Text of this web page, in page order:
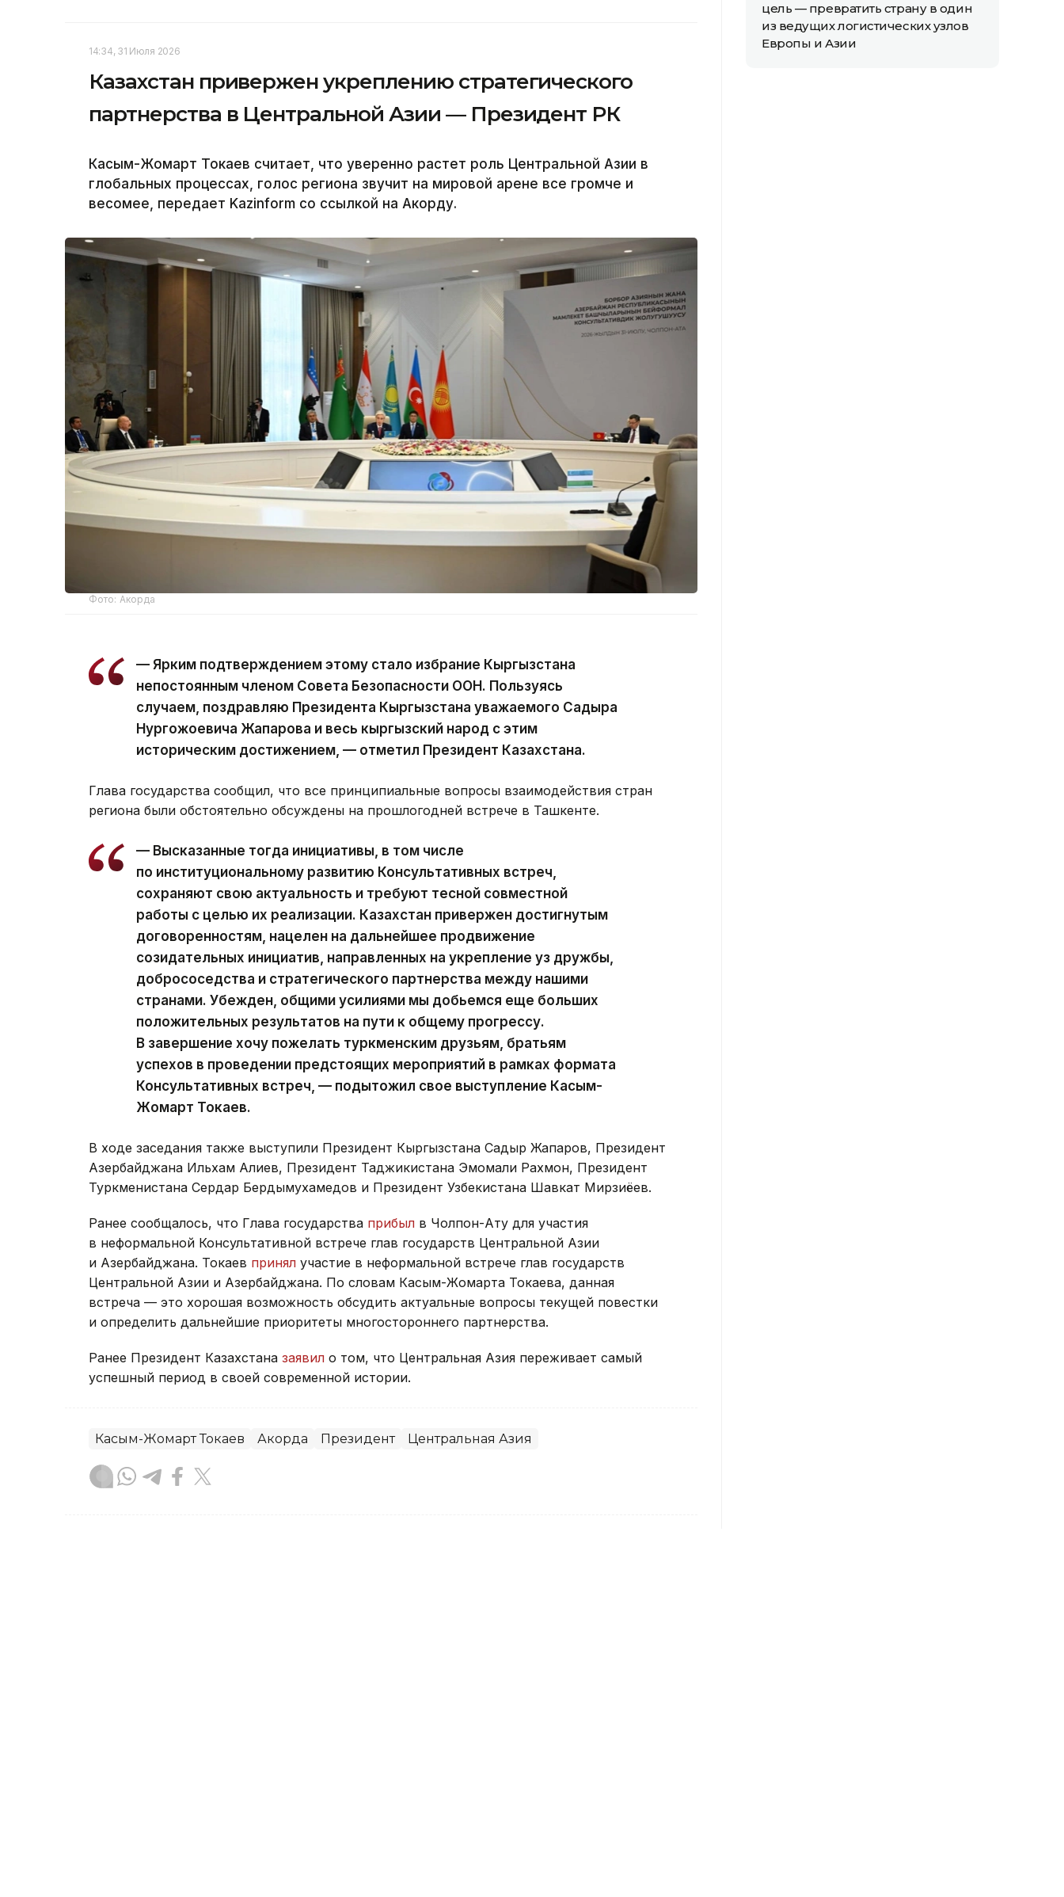
14:34, 31 Июля 2026
Казахстан привержен укреплению стратегического
партнерства в Центральной Азии — Президент РК
Касым-Жомарт Токаев считает, что уверенно растет роль Центральной Азии в
глобальных процессах, голос региона звучит на мировой арене все громче и
весомее, передает Kazinform со ссылкой на Акорду.
Фото: Акорда
— Ярким подтверждением этому стало избрание Кыргызстана
непостоянным членом Совета Безопасности ООН. Пользуясь
случаем, поздравляю Президента Кыргызстана уважаемого Садыра
Нургожоевича Жапарова и весь кыргызский народ с этим
историческим достижением, — отметил Президент Казахстана.
Глава государства сообщил, что все принципиальные вопросы взаимодействия стран
региона были обстоятельно обсуждены на прошлогодней встрече в Ташкенте.
— Высказанные тогда инициативы, в том числе
по институциональному развитию Консультативных встреч,
сохраняют свою актуальность и требуют тесной совместной
работы с целью их реализации. Казахстан привержен достигнутым
договоренностям, нацелен на дальнейшее продвижение
созидательных инициатив, направленных на укрепление уз дружбы,
добрососедства и стратегического партнерства между нашими
странами. Убежден, общими усилиями мы добьемся еще больших
положительных результатов на пути к общему прогрессу.
В завершение хочу пожелать туркменским друзьям, братьям
успехов в проведении предстоящих мероприятий в рамках формата
Консультативных встреч, — подытожил свое выступление Касым-
Жомарт Токаев.
В ходе заседания также выступили Президент Кыргызстана Садыр Жапаров, Президент
Азербайджана Ильхам Алиев, Президент Таджикистана Эмомали Рахмон, Президент
Туркменистана Сердар Бердымухамедов и Президент Узбекистана Шавкат Мирзиёев.
Ранее сообщалось, что Глава государства прибыл в Чолпон-Ату для участия
в неформальной Консультативной встрече глав государств Центральной Азии
и Азербайджана. Токаев принял участие в неформальной встрече глав государств
Центральной Азии и Азербайджана. По словам Касым-Жомарта Токаева, данная
встреча — это хорошая возможность обсудить актуальные вопросы текущей повестки
и определить дальнейшие приоритеты многостороннего партнерства.
Ранее Президент Казахстана заявил о том, что Центральная Азия переживает самый
успешный период в своей современной истории.
Касым-Жомарт Токаев Акорда Президент Центральная Азия
цель — превратить страну в один
из ведущих логистических узлов
Европы и Азии